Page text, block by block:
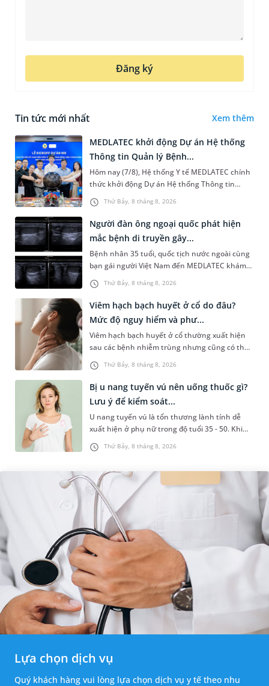
Đăng ký
Tin tức mới nhất Xem thêm
Thứ Bảy, 8 tháng 8, 2026
MEDLATEC khởi động Dự án Hệ thống
Thông tin Quản lý Bệnh...
Hôm nay (7/8), Hệ thống Y tế MEDLATEC chính
thức khởi động Dự án Hệ thống Thông tin
Quản lý Bệnh viện (HIS - Hospital Information
System) giai đoạn mới. Dự á...
Thứ Bảy, 8 tháng 8, 2026
Người đàn ông ngoại quốc phát hiện
mắc bệnh di truyền gây...
Bệnh nhân 35 tuổi, quốc tịch nước ngoài cùng
bạn gái người Việt Nam đến MEDLATEC khám
sức khỏe tiền hôn nhân. Qua thăm khám và
làm các xét nghiệm chuyên sâu,...
Thứ Bảy, 8 tháng 8, 2026
Viêm hạch bạch huyết ở cổ do đâu?
Mức độ nguy hiểm và phư...
Viêm hạch bạch huyết ở cổ thường xuất hiện
sau các bệnh nhiễm trùng nhưng cũng có thể
liên quan đến lao hạch hoặc ung thư. Để tìm
hiểu nguyên nhân gây viêm,...
Thứ Bảy, 8 tháng 8, 2026
Bị u nang tuyến vú nên uống thuốc gì?
Lưu ý để kiểm soát...
U nang tuyến vú là tổn thương lành tính dễ
xuất hiện ở phụ nữ trong độ tuổi 35 - 50. Khi
được chẩn đoán mắc bệnh, nhiều người
thường băn khoăn u nang tuyến v...
Lựa chọn dịch vụ
Quý khách hàng vui lòng lựa chọn dịch vụ y tế theo nhu